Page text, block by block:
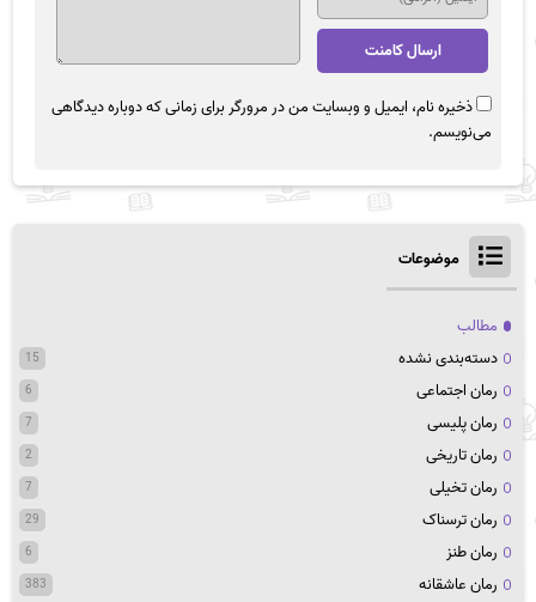
ذخیره نام، ایمیل و وبسایت من در مرورگر برای زمانی که دوباره دیدگاهی
می‌نویسم.
موضوعات
مطالب
دسته‌بندی نشده
15
رمان اجتماعی 6
رمان پلیسی 7
رمان تاریخی 2
رمان تخیلی 7
رمان ترسناک 29
رمان طنز 6
رمان عاشقانه 383